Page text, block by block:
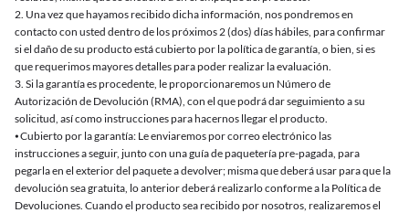
2. Una vez que hayamos recibido dicha información, nos pondremos en
contacto con usted dentro de los próximos 2 (dos) días hábiles, para confirmar
si el daño de su producto está cubierto por la política de garantía, o bien, si es
que requerimos mayores detalles para poder realizar la evaluación.
3. Si la garantía es procedente, le proporcionaremos un Número de
Autorización de Devolución (RMA), con el que podrá dar seguimiento a su
solicitud, así como instrucciones para hacernos llegar el producto.
⦁ Cubierto por la garantía: Le enviaremos por correo electrónico las
instrucciones a seguir, junto con una guía de paquetería pre-pagada, para
pegarla en el exterior del paquete a devolver; misma que deberá usar para que la
devolución sea gratuita, lo anterior deberá realizarlo conforme a la Política de
Devoluciones. Cuando el producto sea recibido por nosotros, realizaremos el